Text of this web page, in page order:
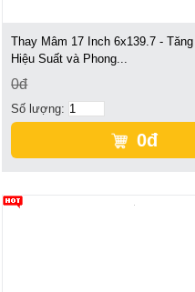
Thay Mâm 17 Inch 6x139.7 -
Hiệu Suất và Phong...
0đ
Số lượng:
0đ